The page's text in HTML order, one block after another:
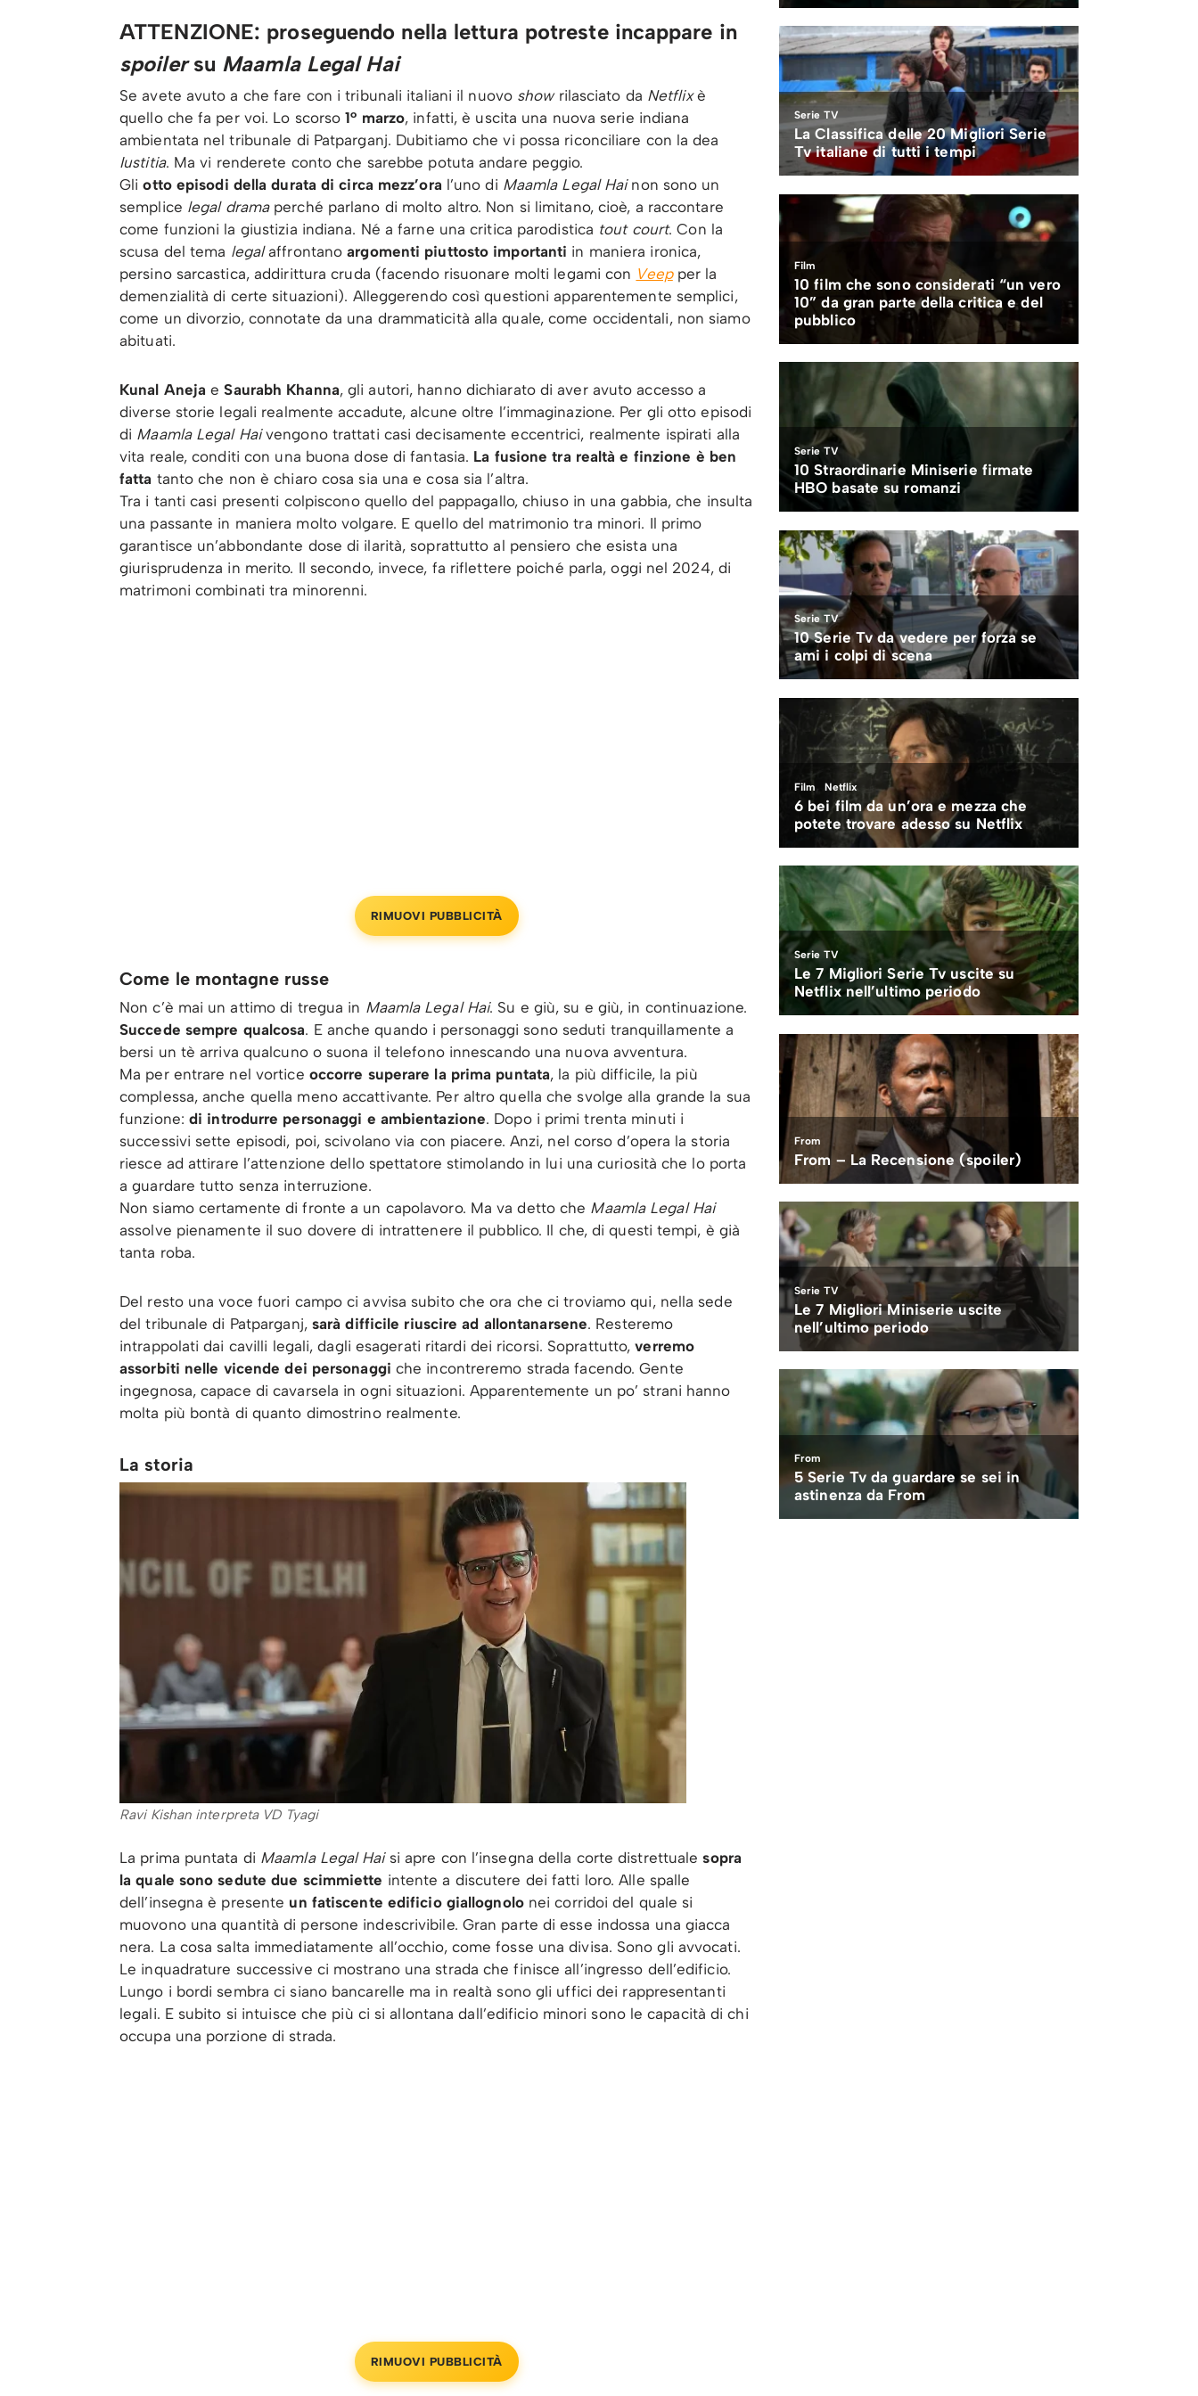
ATTENZIONE: proseguendo nella lettura potreste incappare in
spoilersu Maamla Legal Hai
Se avete avuto a che fare con i tribunali italiani il nuovo showrilasciato da Netflixè
quello che fa per voi. Lo scorso 1° marzo, infatti, è uscita una nuova serie indiana
ambientata nel tribunale di Patparganj. Dubitiamo che vi possa riconciliare con la dea
Iustitia. Ma vi renderete conto che sarebbe potuta andare peggio.
Gliotto episodi della durata di circa mezz’ora l’uno di Maamla Legal Hainon sono un
semplice legal dramaperché parlano di molto altro. Non si limitano, cioè, a raccontare
come funzioni la giustizia indiana. Né a farne una critica parodistica tout court. Con la
scusa del tema legalaffrontanoargomenti piuttosto importanti in maniera ironica,
persino sarcastica, addirittura cruda (facendo risuonare molti legami con Veepper la
demenzialità di certe situazioni). Alleggerendo così questioni apparentemente semplici,
come un divorzio, connotate da una drammaticità alla quale, come occidentali, non siamo
abituati.
Kunal Aneja eSaurabh Khanna, gli autori, hanno dichiarato di aver avuto accesso a
diverse storie legali realmente accadute, alcune oltre l’immaginazione. Per gli otto episodi
di Maamla Legal Haivengono trattati casi decisamente eccentrici, realmente ispirati alla
vita reale, conditi con una buona dose di fantasia. La fusione tra realtà e finzione è ben
fatta tanto che non è chiaro cosa sia una e cosa sia l’altra.
Tra i tanti casi presenti colpiscono quello del pappagallo, chiuso in una gabbia, che insulta
una passante in maniera molto volgare. E quello del matrimonio tra minori. Il primo
garantisce un’abbondante dose di ilarità, soprattutto al pensiero che esista una
giurisprudenza in merito. Il secondo, invece, fa riflettere poiché parla, oggi nel 2024, di
matrimoni combinati tra minorenni.
RIMUOVI PUBBLICITÀ
Come le montagne russe
Non c’è mai un attimo di tregua in Maamla Legal Hai. Su e giù, su e giù, in continuazione.
Succede sempre qualcosa. E anche quando i personaggi sono seduti tranquillamente a
bersi un tè arriva qualcuno o suona il telefono innescando una nuova avventura.
Ma per entrare nel vortice occorre superare la prima puntata, la più difficile, la più
complessa, anche quella meno accattivante. Per altro quella che svolge alla grande la sua
funzione: di introdurre personaggi e ambientazione. Dopo i primi trenta minuti i
successivi sette episodi, poi, scivolano via con piacere. Anzi, nel corso d’opera la storia
riesce ad attirare l’attenzione dello spettatore stimolando in lui una curiosità che lo porta
a guardare tutto senza interruzione.
Non siamo certamente di fronte a un capolavoro. Ma va detto che Maamla Legal Hai
assolve pienamente il suo dovere di intrattenere il pubblico. Il che, di questi tempi, è già
tanta roba.
Del resto una voce fuori campo ci avvisa subito che ora che ci troviamo qui, nella sede
del tribunale di Patparganj, sarà difficile riuscire ad allontanarsene. Resteremo
intrappolati dai cavilli legali, dagli esagerati ritardi dei ricorsi. Soprattutto,verremo
assorbiti nelle vicende dei personaggi che incontreremo strada facendo. Gente
ingegnosa, capace di cavarsela in ogni situazioni. Apparentemente un po’ strani hanno
molta più bontà di quanto dimostrino realmente.
La storia
Ravi Kishan interpreta VD Tyagi
La prima puntata di Maamla Legal Haisi apre con l’insegna della corte distrettuale sopra
la quale sono sedute due scimmiette intente a discutere dei fatti loro. Alle spalle
dell’insegna è presente un fatiscente edificio giallognolonei corridoi del quale si
muovono una quantità di persone indescrivibile. Gran parte di esse indossa una giacca
nera. La cosa salta immediatamente all’occhio, come fosse una divisa. Sono gli avvocati.
Le inquadrature successive ci mostrano una strada che finisce all’ingresso dell’edificio.
Lungo i bordi sembra ci siano bancarelle ma in realtà sono gli uffici dei rappresentanti
legali. E subito si intuisce che più ci si allontana dall’edificio minori sono le capacità di chi
occupa una porzione di strada.
RIMUOVI PUBBLICITÀ